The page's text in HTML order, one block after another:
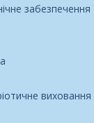
забезпечення
виховання